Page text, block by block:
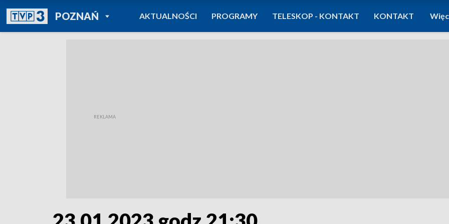
POZNAŃPOWRÓT DO
TVP REGIONY
AKTUALNOŚCI PROGRAMY TELESKOP - KONTAKT KONTAKT